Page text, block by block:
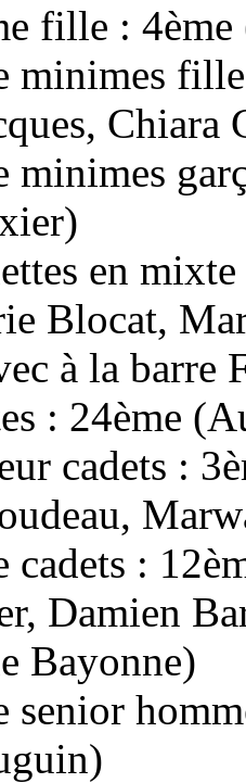
fille :
minimes
minimes
en
Blocat,
à la barre
: 24ème
cadets :
cadets :
Damien
Bayonne)
senior